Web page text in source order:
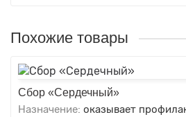
Похожие товары
Сбор «Сердечный»
Назначение: оказывает